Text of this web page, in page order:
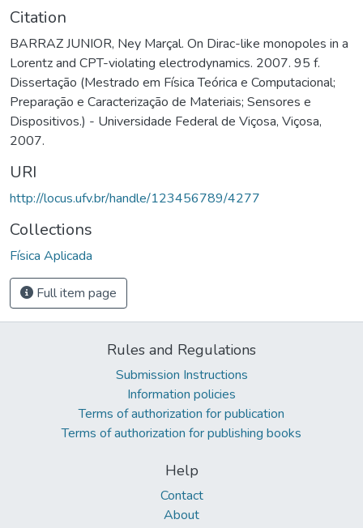
Citation
BARRAZ JUNIOR, Ney Marçal. On Dirac-like monopoles in a
Lorentz and CPT-violating electrodynamics. 2007. 95 f.
Dissertação (Mestrado em Física Teórica e Computacional;
Preparação e Caracterização de Materiais; Sensores e
Dispositivos.) - Universidade Federal de Viçosa, Viçosa,
2007.
URI
http://locus.ufv.br/handle/123456789/4277
Collections
Física Aplicada
Full item page
Rules and Regulations
Submission Instructions
Information policies
Terms of authorization for publication
Terms of authorization for publishing books
Help
Contact
About